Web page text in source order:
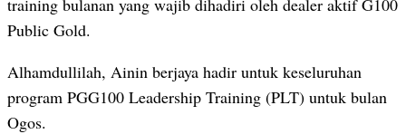
Public Gold.
Alhamdullilah, Ainin berjaya hadir untuk keseluruhan
program PGG100 Leadership Training (PLT) untuk bulan
Ogos.